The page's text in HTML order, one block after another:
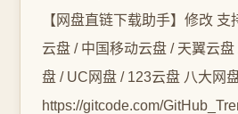
【网盘直链下载助手】修改 支
云盘 / 中国移动云盘 / 天翼云盘
盘 / UC网盘 / 123云盘 八大网
https://gitcode.com/